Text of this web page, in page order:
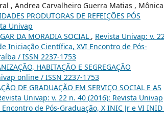
, Andrea Carvalheiro Guerra Matias , Mônica
PRODUTORAS DE REFEIÇÕES PÓS
Univap
DA MORADIA SOCIAL , Revista Univap: v.
Iniciação Científica, XVI Encontro de Pós-
/ ISSN 2237-1753
HABITAÇÃO E SEGREGAÇÃO
online / ISSN 2237-1753
DE GRADUAÇÃO EM SERVIÇO SOCIAL E AS
Univap: v. 22 n. 40 (2016): Revista Univap
de Pós-Graduação, X INIC Jr e VI